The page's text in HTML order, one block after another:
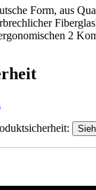
Form, aus
2